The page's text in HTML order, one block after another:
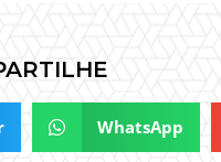
WhatsApp